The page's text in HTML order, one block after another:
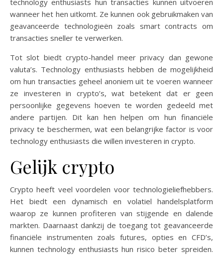
wanneer het hen uitkomt. Ze kunnen ook gebruikmaken van
geavanceerde technologieën zoals smart contracts om
transacties sneller te verwerken.
Tot slot biedt crypto-handel meer privacy dan gewone
valuta’s. Technology enthusiasts hebben de mogelijkheid
om hun transacties geheel anoniem uit te voeren wanneer
ze investeren in crypto’s, wat betekent dat er geen
persoonlijke gegevens hoeven te worden gedeeld met
andere partijen. Dit kan hen helpen om hun financiële
privacy te beschermen, wat een belangrijke factor is voor
technology enthusiasts die willen investeren in crypto.
Gelijk crypto
Crypto heeft veel voordelen voor technologieliefhebbers.
Het biedt een dynamisch en volatiel handelsplatform
waarop ze kunnen profiteren van stijgende en dalende
markten. Daarnaast dankzij de toegang tot geavanceerde
financiële instrumenten zoals futures, opties en CFD’s,
kunnen technology enthusiasts hun risico beter spreiden.